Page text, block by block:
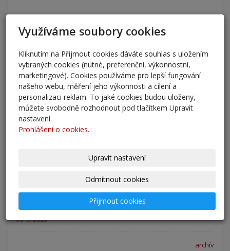
14. 1. 2026
Nový školní rok - informace
31. 8. 2025
Pěšky do školy
29. 8. 2025
Adaptační kurzy
Výsledky - přestup do 6. očníku
30. 5. 2025
archív
Využíváme soubory cookies
Kliknutím na Přijmout cookies dáváte souhlas s uložením
vybraných cookies (nutné, preferenční, výkonnostní,
marketingové). Cookies používáme pro lepší fungování
našeho webu, měření jeho výkonnosti a cílení a
personalizaci reklam. To jaké cookies budou uloženy,
můžete svobodně rozhodnout pod tlačítkem Upravit
nastavení.
Prohlášení o cookies.
Upravit nastavení
Odmítnout cookies
Přijmout cookies